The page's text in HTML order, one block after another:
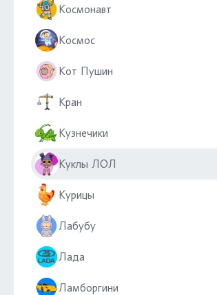
Космонавт
Космос
Кот Пушин
Кран
Кузнечики
Куклы ЛОЛ
Курицы
Лабубу
Лада
Ламборгини